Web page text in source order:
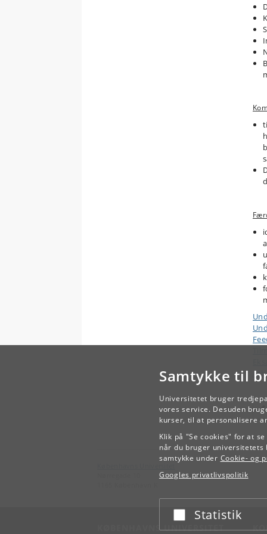
Samtykke til
Universitetet bruger
vores service. Desuden
kurser, til at personalisere
Klik på "Se cookies" for at
når du bruger universitetets
samtykke under Cookie- og
Googles privatlivspolitik
Acceptér eller afslå
Statistik
KØBENHAVNS UNIVERSITET